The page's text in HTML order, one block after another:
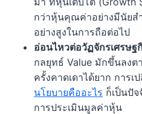
กว่าหุ้นคุณค่าอย่างมีนัย
อย่างสูงในการถือต่อไป
อ่อนไหวต่อวัฏจักรเศรษฐ
กลยุทธ์ Value มักขึ้นลงต
ครั้งคาดเดาได้ยาก การเ
นโยบายคืออะไร ก็เป็นปั
การประเมินมูลค่าหุ้น